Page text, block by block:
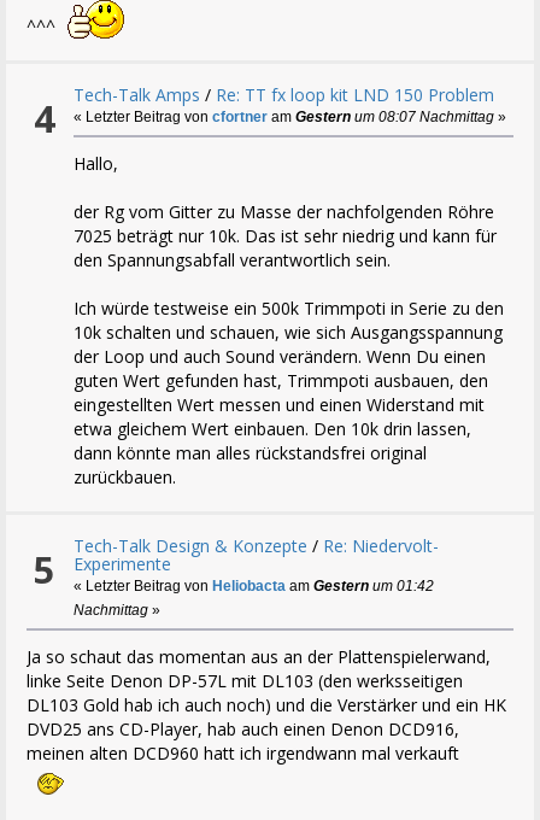
^^^
4 Tech-Talk Amps / Re: TT fx loop kit LND 150 Problem
« Letzter Beitrag voncfortner am Gestern um 08:07 Nachmittag »
Hallo,
der Rg vom Gitter zu Masse der nachfolgenden Röhre
7025 beträgt nur 10k. Das ist sehr niedrig und kann für
den Spannungsabfall verantwortlich sein.
Ich würde testweise ein 500k Trimmpoti in Serie zu den
10k schalten und schauen, wie sich Ausgangsspannung
der Loop und auch Sound verändern. Wenn Du einen
guten Wert gefunden hast, Trimmpoti ausbauen, den
eingestellten Wert messen und einen Widerstand mit
etwa gleichem Wert einbauen. Den 10k drin lassen,
dann könnte man alles rückstandsfrei original
zurückbauen.
5 Tech-Talk Design & Konzepte / Re: Niedervolt-
Experimente
« Letzter Beitrag von Heliobacta am Gestern um 01:42
Nachmittag »
Ja so schaut das momentan aus an der Plattenspielerwand,
linke Seite Denon DP-57L mit DL103 (den werksseitigen
DL103 Gold hab ich auch noch) und die Verstärker und ein HK
DVD25 ans CD-Player, hab auch einen Denon DCD916,
meinen alten DCD960 hatt ich irgendwann mal verkauft